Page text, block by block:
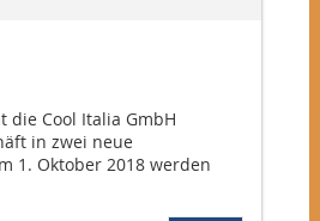
die Cool Italia GmbH
in zwei neue
1. Oktober 2018 werden